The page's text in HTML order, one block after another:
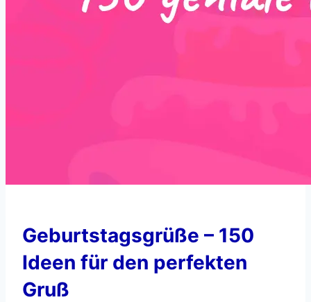
Geburtstagsgrüße – 150
Ideen für den perfekten
Gruß